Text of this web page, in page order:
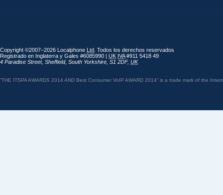
Copyright ©2007–2026 Localphone Ltd . Todos los derechos reservados
Registrado en Inglaterra y Gales #6085990 | UK IVA#911 5418 49
4 Paradise Street, Sheffield, South Yorkshire S1 2DF, UK
“THE ITSPA AWARDS 2014 AND Best Consumer VoIP AWARD 2014” is a trade mark of the